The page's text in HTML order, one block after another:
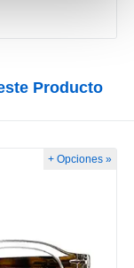
Producto
+ Opciones »